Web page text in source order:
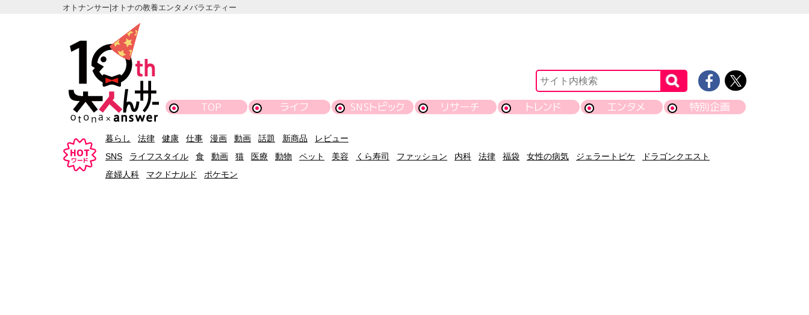
オトナンサー|オトナの教養エンタメバラエティー
TOP ライフ SNSトピック リサーチ トレンド エンタメ 特別企画
暮らし 法律 健康 仕事 漫画 動画 話題 新商品
レビュー
SNS
ライフスタイル 食 動画 猫 医療 動物 ペット 美容 くら寿司 ファッション 内科 法律 福袋 女性の病気 ジェラートピケ
ドラゴンクエスト
産婦人科
マクドナルド ポケモン